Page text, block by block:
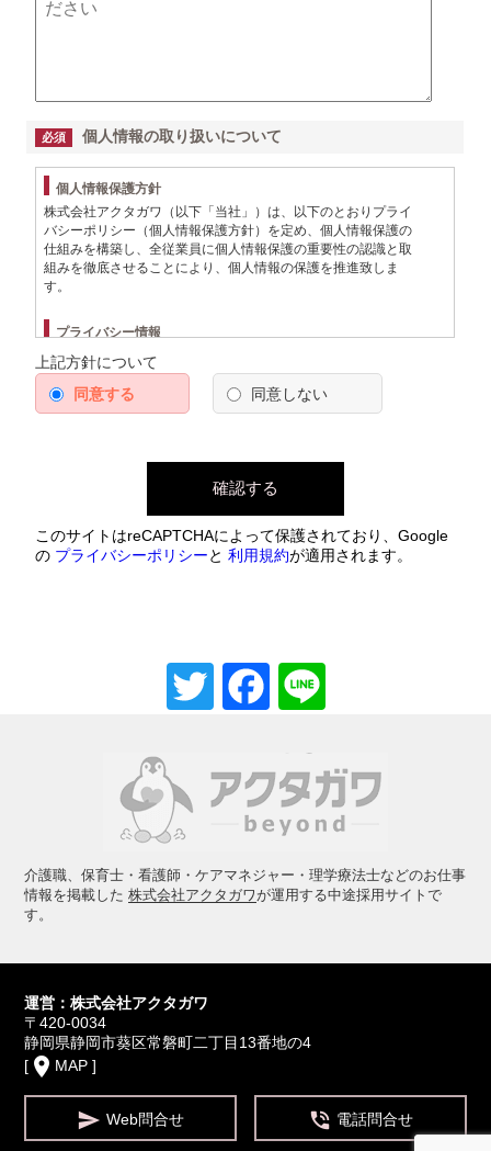
必須 個人情報の取り扱いについて
個人情報保護方針
株式会社アクタガワ（以下「当社」）は、以下のとおりプライ
バシーポリシー（個人情報保護方針）を定め、個人情報保護の
仕組みを構築し、全従業員に個人情報保護の重要性の認識と取
組みを徹底させることにより、個人情報の保護を推進致しま
す。
プライバシー情報
プライバシー情報のうち「個人情報」とは、個人情報保護
法にいう「個人情報」を指すものとし、生存する個人に関
する情報であって、当該情報に含まれる氏名、生年月日、
は、上記に定める「個人情報」以外のものをいい、ご利用
たページや広告の履歴、ユーザーが検索された検索キーワ
ード、ご利用日時、ご利用の方法、ご利用環境、郵便番号
や性別、職業、年齢、ユーザーのIPアドレス、クッキー情
当社は、ユーザーが利用登録をする際に氏名、生年月日、
住所、電話番号、メールアドレスなどの個人情報をお尋ね
することがあります。また、ユーザーと提携先などとの間
携先｣といいます。）などから収集することがあります。
当社は、ユーザーについて、利用したサービスやソフトウ
エア、購入した商品、閲覧したページや広告の履歴、検索
した検索キーワード、利用日時、利用方法、利用環境（携
帯端末を通じてご利用の場合の当該端末の通信状態、利用
クッキー情報、位置情報、端末の個体識別情報などの履歴
情報および特性情報を、ユーザーが当社や提携先のサービ
収集します。Google Analyticsの利用規約及びプライバシ
ーポリシーに関する説明については、Google Analyticsの
サイトをご覧ください。なお、Google Analyticsのサービ
ス利用による損害については、当社は責任を負わないもの
とします。
個人を特定しない形での統計情報や、お使いのコンピュー
タのハードウェアやソフトウェアについての情報をお預か
りすることもあります。この情報には、IPアドレス、ドメ
上記方針について
同意する
同意しない
このサイトはreCAPTCHAによって保護されており、Google
の プライバシーポリシーと 利用規約が適用されます。
TwitterFacebook
介護職、保育士・看護師・ケアマネジャー・理学療法士などのお仕事
情報を掲載した株式会社アクタガワが運用する中途採用サイトで
す。
運営：株式会社アクタガワ
〒420-0034
静岡県静岡市葵区常磐町二丁目13番地の4
[ place MAP ]
 Web問合せ  電話問合せ